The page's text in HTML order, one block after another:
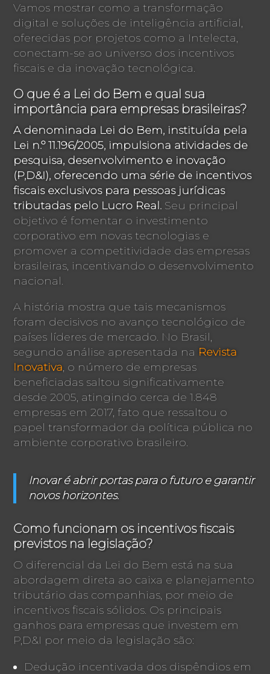
Vamos mostrar como a transformação
digital e soluções de inteligência artificial,
oferecidas por projetos como a Intelecta,
conectam-se ao universo dos incentivos
fiscais e da inovação tecnológica.
O que é a Lei do Bem e qual sua
importância para empresas brasileiras?
A denominada Lei do Bem, instituída pela
Lei n.º 11.196/2005, impulsiona atividades de
pesquisa, desenvolvimento e inovação
(P,D&I), oferecendo uma série de incentivos
fiscais exclusivos para pessoas jurídicas
tributadas pelo Lucro Real. Seu principal
objetivo é fomentar o investimento
corporativo em novas tecnologias e
promover a competitividade das empresas
brasileiras, incentivando o desenvolvimento
nacional.
A história mostra que tais mecanismos
foram decisivos no avanço tecnológico de
países líderes de mercado. No Brasil,
segundo análise apresentada na Revista
Inovativa, o número de empresas
beneficiadas saltou significativamente
desde 2005, atingindo cerca de 1.848
empresas em 2017, fato que ressaltou o
papel transformador da política pública no
ambiente corporativo brasileiro.
Inovar é abrir portas para o futuro e garantir
novos horizontes.
Como funcionam os incentivos fiscais
previstos na legislação?
O diferencial da Lei do Bem está na sua
abordagem direta ao caixa e planejamento
tributário das companhias, por meio de
incentivos fiscais sólidos. Os principais
ganhos para empresas que investem em
P,D&I por meio da legislação são:
Dedução incentivada dos dispêndios em